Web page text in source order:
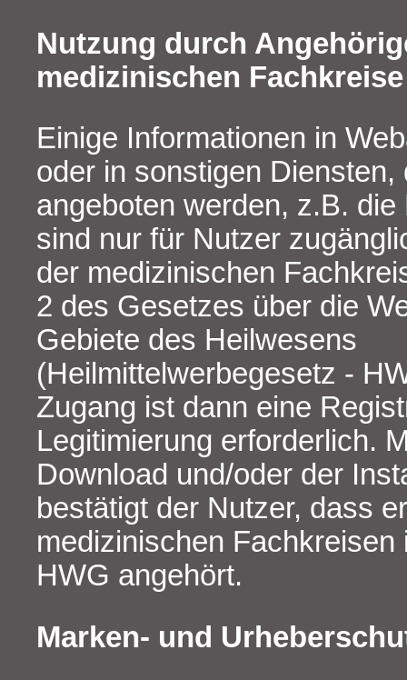
Nutzung durch
medizinischen Fachkreise
Einige Informationen in
oder in sonstigen Diensten,
angeboten werden, z.B.
sind nur für Nutzer
der medizinischen
2 des Gesetzes über die
Gebiete des Heilwesens
(Heilmittelwerbegesetz -
Zugang ist dann eine
Legitimierung erforderlich.
Download und/oder der
bestätigt der Nutzer, dass
medizinischen Fachkreisen
HWG angehört.
Marken- und